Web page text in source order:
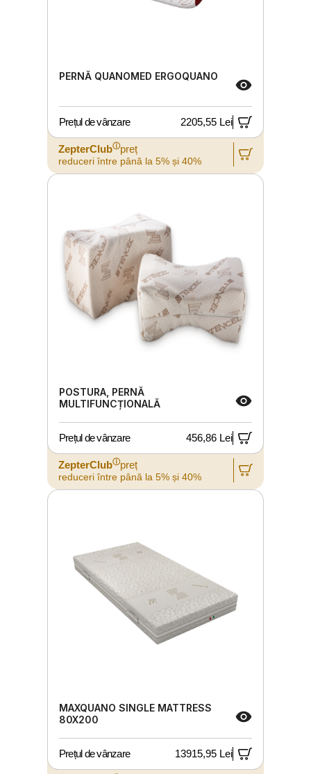
PERNĂ QUANOMED ERGOQUANO
Prețul de vânzare 2205,55 Lei
ZepterClubⓘpreț
reduceri între până la 5% și 40%
POSTURA, PERNĂ
MULTIFUNCȚIONALĂ
Prețul de vânzare 456,86 Lei
ZepterClubⓘpreț
reduceri între până la 5% și 40%
MAXQUANO SINGLE MATTRESS
80X200
Prețul de vânzare 13915,95 Lei